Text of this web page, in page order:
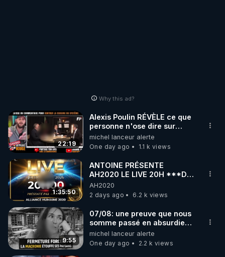
Why this ad?
22:19
Alexis Poulin RÉVÈLE ce que
personne n'ose dire sur
l'Union européenne (C'est
explosif)
michel lanceur alerte
One day ago
1.1 k views
1:35:50
ANTOINE PRÉSENTE
AH2020 LE LIVE 20H ***DU
06/08/2026***
AH2020
2 days ago
6.2 k views
9:55
07/08: une preuve que nous
somme passé en absurdie
une dictature qui veut faire
taire ses opposant !
michel lanceur alerte
One day ago
2.2 k views